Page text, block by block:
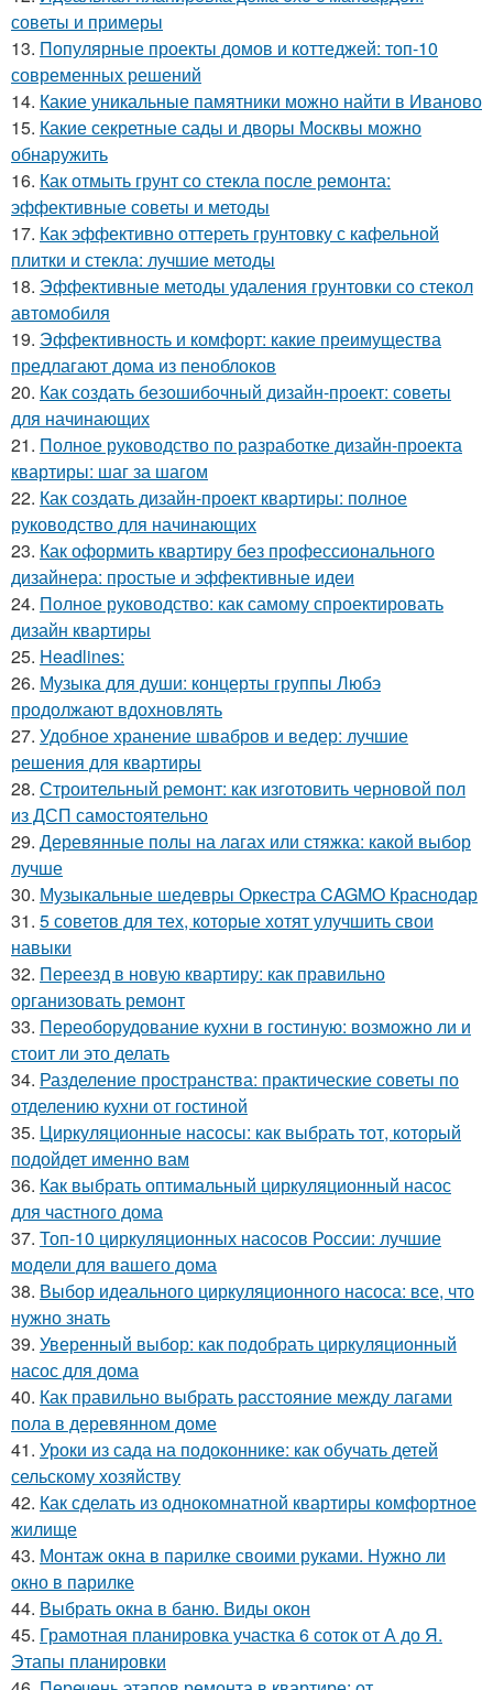
советы и примеры
13. Популярные проекты домов и коттеджей: топ-10
современных решений
14. Какие уникальные памятники можно найти в Иваново
15. Какие секретные сады и дворы Москвы можно
обнаружить
16. Как отмыть грунт со стекла после ремонта:
эффективные советы и методы
17. Как эффективно оттереть грунтовку с кафельной
плитки и стекла: лучшие методы
18. Эффективные методы удаления грунтовки со стекол
автомобиля
19. Эффективность и комфорт: какие преимущества
предлагают дома из пеноблоков
20. Как создать безошибочный дизайн-проект: советы
для начинающих
21. Полное руководство по разработке дизайн-проекта
квартиры: шаг за шагом
22. Как создать дизайн-проект квартиры: полное
руководство для начинающих
23. Как оформить квартиру без профессионального
дизайнера: простые и эффективные идеи
24. Полное руководство: как самому спроектировать
дизайн квартиры
25. Headlines:
26. Музыка для души: концерты группы Любэ
продолжают вдохновлять
27. Удобное хранение швабров и ведер: лучшие
решения для квартиры
28. Строительный ремонт: как изготовить черновой пол
из ДСП самостоятельно
29. Деревянные полы на лагах или стяжка: какой выбор
лучше
30. Музыкальные шедевры Оркестра CAGMO Краснодар
31. 5 советов для тех, которые хотят улучшить свои
навыки
32. Переезд в новую квартиру: как правильно
организовать ремонт
33. Переоборудование кухни в гостиную: возможно ли и
стоит ли это делать
34. Разделение пространства: практические советы по
отделению кухни от гостиной
35. Циркуляционные насосы: как выбрать тот, который
подойдет именно вам
36. Как выбрать оптимальный циркуляционный насос
для частного дома
37. Топ-10 циркуляционных насосов России: лучшие
модели для вашего дома
38. Выбор идеального циркуляционного насоса: все, что
нужно знать
39. Уверенный выбор: как подобрать циркуляционный
насос для дома
40. Как правильно выбрать расстояние между лагами
пола в деревянном доме
41. Уроки из сада на подоконнике: как обучать детей
сельскому хозяйству
42. Как сделать из однокомнатной квартиры комфортное
жилище
43. Монтаж окна в парилке своими руками. Нужно ли
окно в парилке
44. Выбрать окна в баню. Виды окон
45. Грамотная планировка участка 6 соток от А до Я.
Этапы планировки